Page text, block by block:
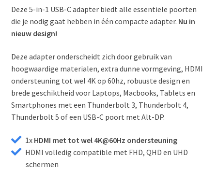
Deze 5-in-1 USB-C adapter biedt alle essentiële poorten
die je nodig gaat hebben in één compacte adapter. Nu in
nieuw design!
Deze adapter onderscheidt zich door gebruik van
hoogwaardige materialen, extra dunne vormgeving, HDMI
ondersteuning tot wel 4K op 60hz, robuuste design en
brede geschiktheid voor Laptops, Macbooks, Tablets en
Smartphones met een Thunderbolt 3, Thunderbolt 4,
Thunderbolt 5 of een USB-C poort met Alt-DP.
1x HDMI met tot wel 4K@60Hz ondersteuning
HDMI volledig compatible met FHD, QHD en UHD
schermen